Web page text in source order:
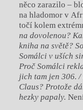
něco zarazilo –
na hladomor v
točí kolem
na dovolenou?
kniha na světě?
Somálci v uších
Proč Somálci
jich tam jen 306. /
Claus? Protože
hezky papaly.